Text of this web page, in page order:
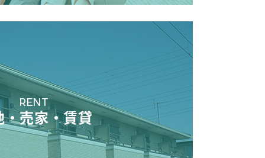
RENT
・売家・賃貸